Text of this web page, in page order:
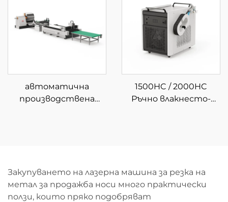
автоматична
производствена
1500HC / 2000HC
Ръчно влакнесто-
Закупуването на лазерна машина за резка на
метал за продажба носи много практически
ползи, които пряко подобряват